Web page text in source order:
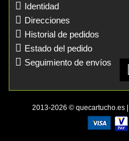
Identidad
Direcciones
Historial de pedidos
Estado del pedido
Seguimiento de envíos
2013-2026 © quecartucho.es